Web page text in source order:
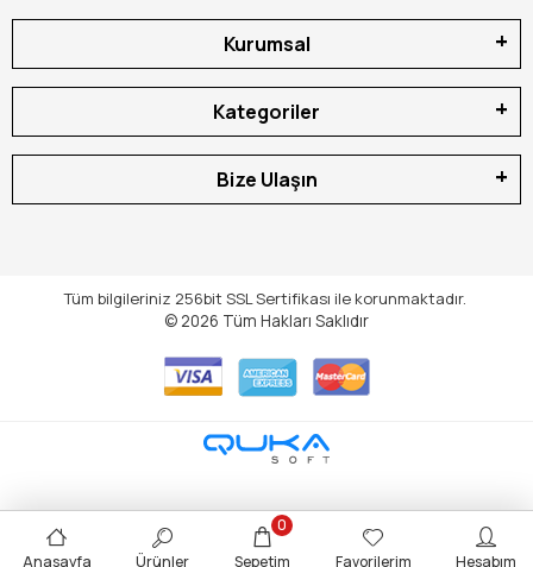
Kurumsal
Kategoriler
Bize Ulaşın
Tüm bilgileriniz 256bit SSL Sertifikası ile korunmaktadır.
© 2026 Tüm Hakları Saklıdır
Anasayfa Ürünler Sepetim
0
Favorilerim
Hesabım